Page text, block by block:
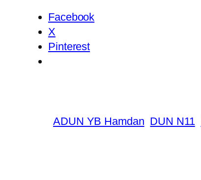
Facebook
X
Pinterest
ADUN YB Hamdan DUN N11